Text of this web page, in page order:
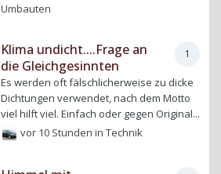
Umbauten
1
Klima undicht....Frage an
die Gleichgesinnten
Es werden oft fälschlicherweise zu dicke
Dichtungen verwendet, nach dem Motto
viel hilft viel. Einfach oder gegen Original...
vor 10 Stunden inTechnik